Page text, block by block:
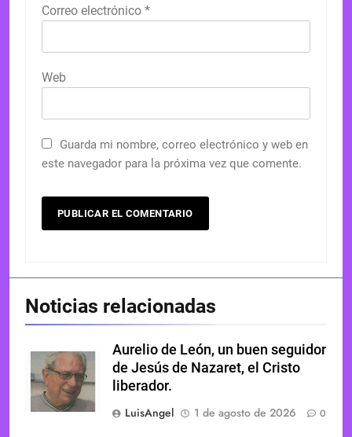
Correo electrónico *
Web
Guarda mi nombre, correo electrónico y web en
este navegador para la próxima vez que comente.
Noticias relacionadas
Aurelio de León, un buen seguidor
de Jesús de Nazaret, el Cristo
liberador.
LuisAngel
1 de agosto de 2026 0